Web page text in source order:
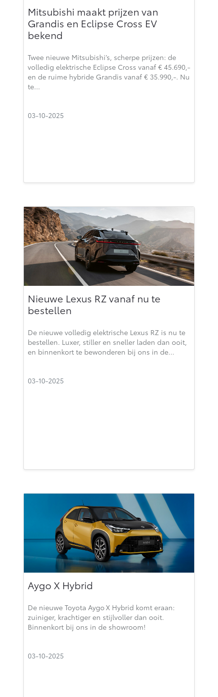
Mitsubishi maakt prijzen van
Grandis en Eclipse Cross EV
bekend
Twee nieuwe Mitsubishi’s, scherpe prijzen: de
volledig elektrische Eclipse Cross vanaf € 45.690,-
en de ruime hybride Grandis vanaf € 35.990,-. Nu
te…
03-10-2025
Nieuwe Lexus RZ vanaf nu te
bestellen
De nieuwe volledig elektrische Lexus RZ is nu te
bestellen. Luxer, stiller en sneller laden dan ooit,
en binnenkort te bewonderen bij ons in de…
03-10-2025
Aygo X Hybrid
De nieuwe Toyota Aygo X Hybrid komt eraan:
zuiniger, krachtiger en stijlvoller dan ooit.
Binnenkort bij ons in de showroom!
03-10-2025